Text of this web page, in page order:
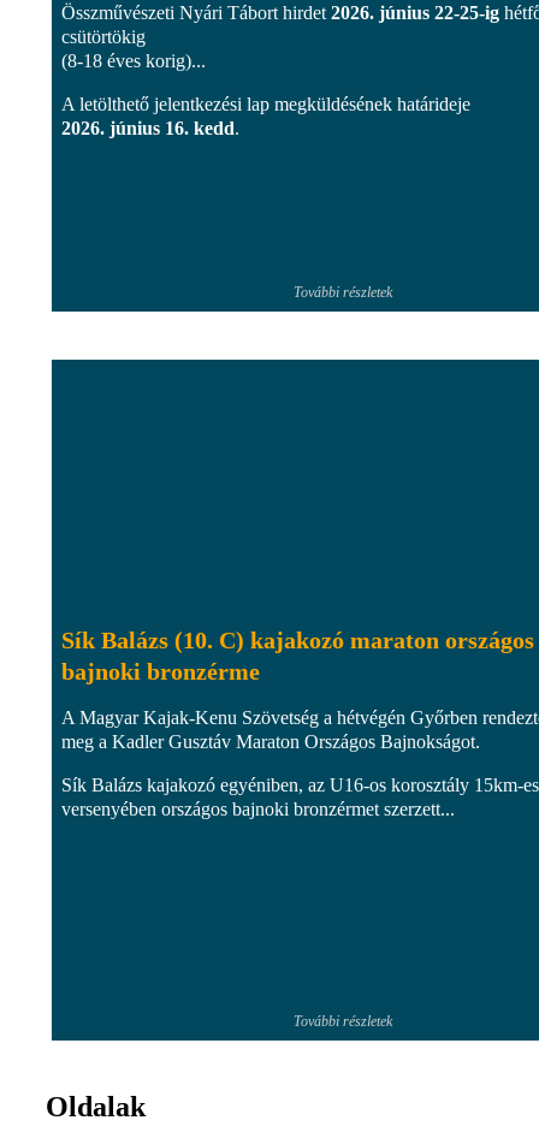
Összművészeti Nyári Tábort hirdet 2026. június 22-25-ig
csütörtökig
(8-18 éves korig)...
A letölthető jelentkezési lap megküldésének határideje
2026. június 16. kedd.
További részletek
Sík Balázs (10. C) kajakozó maraton országos
bajnoki bronzérme
A Magyar Kajak-Kenu Szövetség a hétvégén Győrben
meg a Kadler Gusztáv Maraton Országos Bajnokságot.
Sík Balázs kajakozó egyéniben, az U16-os korosztály 15km-es
versenyében országos bajnoki bronzérmet szerzett...
További részletek
Oldalak